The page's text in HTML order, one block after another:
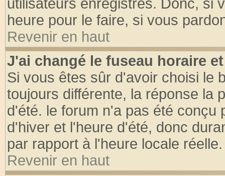
utilisateurs enregistrés. Donc, si
heure pour le faire, si vous
Revenir en haut
J'ai changé le fuseau horaire
Si vous êtes sûr d'avoir choisi le
toujours différente, la réponse la
d'été. le forum n'a pas été conçu
d'hiver et l'heure d'été, donc
par rapport à l'heure locale réelle.
Revenir en haut